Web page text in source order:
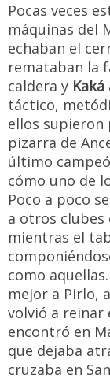
Pocas veces
máquinas del
echaban el
remataban la
caldera y Kaká
táctico,
ellos supieron
pizarra de
último
cómo uno de
Poco a poco
a otros clubes
mientras el
como
mejor a Pirlo,
volvió a reinar
encontró en
que dejaba
cruzaba en